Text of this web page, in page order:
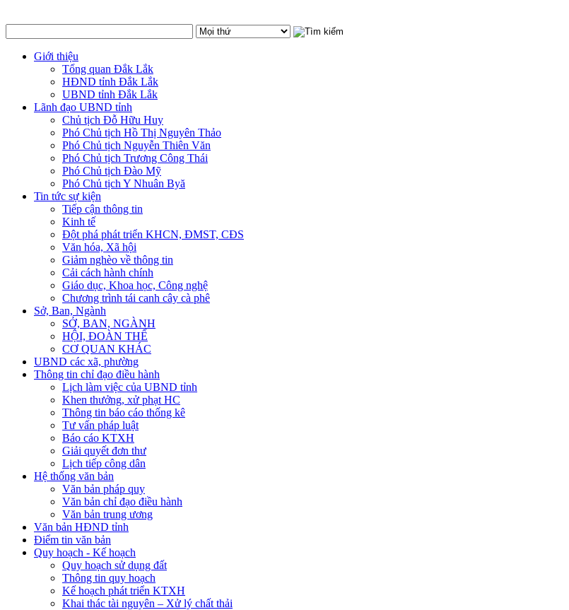
Giới thiệu
Tổng quan Đắk Lắk
HĐND tỉnh Đắk Lắk
UBND tỉnh Đắk Lắk
Lãnh đạo UBND tỉnh
Chủ tịch Đỗ Hữu Huy
Phó Chủ tịch Hồ Thị Nguyên Thảo
Phó Chủ tịch Nguyễn Thiên Văn
Phó Chủ tịch Trương Công Thái
Phó Chủ tịch Đào Mỹ
Phó Chủ tịch Y Nhuân Byă
Tin tức sự kiện
Tiếp cận thông tin
Kinh tế
Đột phá phát triển KHCN, ĐMST, CĐS
Văn hóa, Xã hội
Giảm nghèo về thông tin
Cải cách hành chính
Giáo dục, Khoa học, Công nghệ
Chương trình tái canh cây cà phê
Sở, Ban, Ngành
SỞ, BAN, NGÀNH
HỘI, ĐOÀN THỂ
CƠ QUAN KHÁC
UBND các xã, phường
Thông tin chỉ đạo điều hành
Lịch làm việc của UBND tỉnh
Khen thưởng, xử phạt HC
Thông tin báo cáo thống kê
Tư vấn pháp luật
Báo cáo KTXH
Giải quyết đơn thư
Lịch tiếp công dân
Hệ thống văn bản
Văn bản pháp quy
Văn bản chỉ đạo điều hành
Văn bản trung ương
Văn bản HĐND tỉnh
Điểm tin văn bản
Quy hoạch - Kế hoạch
Quy hoạch sử dụng đất
Thông tin quy hoạch
Kế hoạch phát triển KTXH
Khai thác tài nguyên – Xử lý chất thải